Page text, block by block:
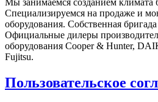
Мы занимаемся созданием климата
Специализируемся на продаже и
оборудования. Собственная
Официальные дилеры
оборудования Cooper & Hunter,
Fujitsu.
Пользовательское